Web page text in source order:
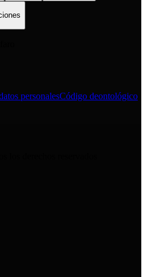
personalesCódigo deontológico